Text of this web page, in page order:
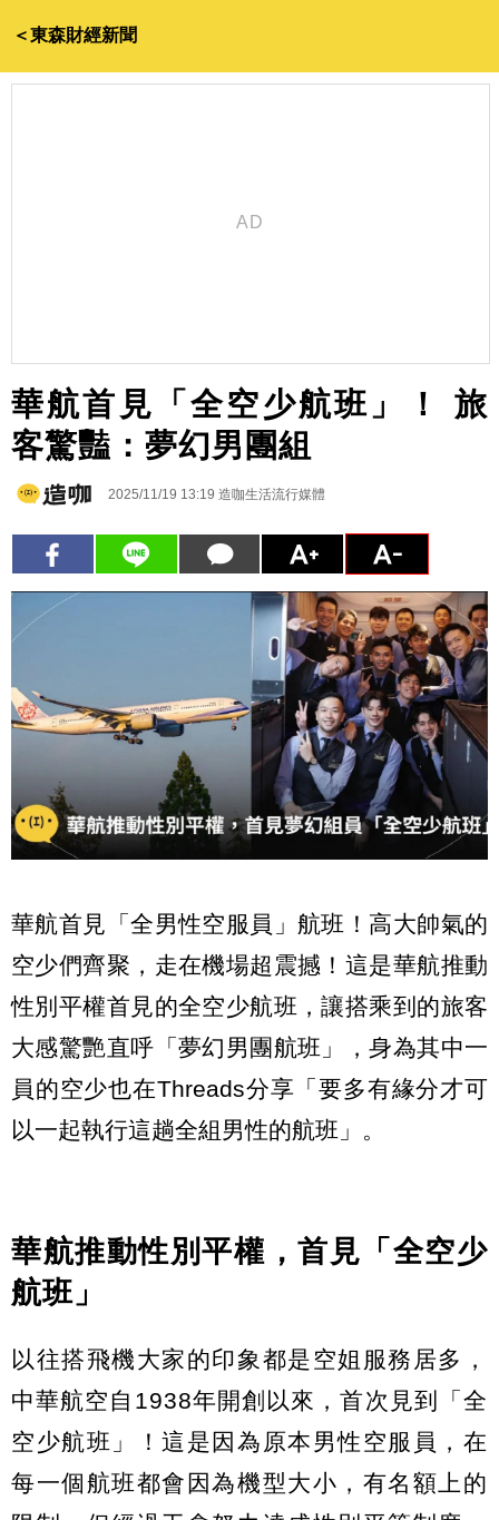
＜東森財經新聞
華航首見「全空少航班」！ 旅
客驚豔：夢幻男團組
2025/11/19 13:19 造咖生活流行媒體
華航首見「全男性空服員」航班！高大帥氣的
空少們齊聚，走在機場超震撼！這是華航推動
性別平權首見的全空少航班，讓搭乘到的旅客
大感驚艷直呼「夢幻男團航班」，身為其中一
員的空少也在Threads分享「要多有緣分才可
以一起執行這趟全組男性的航班」。
華航推動性別平權，首見「全空少
航班」
以往搭飛機大家的印象都是空姐服務居多，
中華航空自1938年開創以來，首次見到「全
空少航班」！這是因為原本男性空服員，在
每一個航班都會因為機型大小，有名額上的